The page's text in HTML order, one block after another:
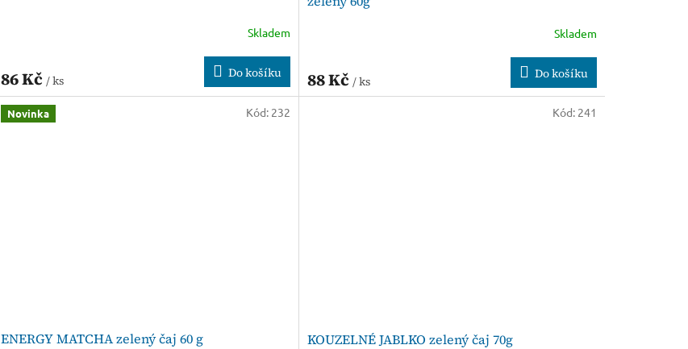
Skladem
86 Kč/ ks Do košíku
Skladem
88 Kč / ks Do košíku
Novinka
ENERGY MATCHA zelený čaj 60 g
Kód: 232
KOUZELNÉ JABLKO zelený čaj 70g
Kód: 241